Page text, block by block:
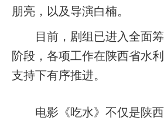
朋亮，以及导演白楠。
目前，剧组已进入全面筹
阶段，各项工作在陕西省水
支持下有序推进。
电影《吃水》不仅是陕西